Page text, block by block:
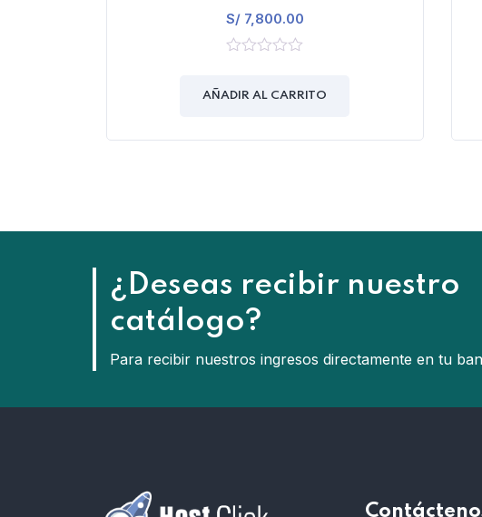
S/7,800.00
of
AÑADIR AL CARRITO
¿Deseas recibir nuestro
catálogo?
Para recibir nuestros ingresos directamente en tu